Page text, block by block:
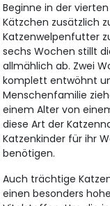
Beginne in der
Kätzchen zusätzlich
Katzenwelpenfutter
sechs Wochen stillt
allmählich ab. Zwei
komplett entwöhnt
Menschenfamilie
einem Alter von
diese Art der
Katzenkinder für ihr
benötigen.
Auch trächtige
einen besonders